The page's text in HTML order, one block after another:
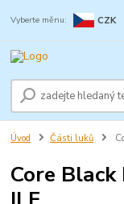
CZK
Úvod Části luků
Core